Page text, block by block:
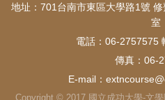
地址：701台南市東區大學路1號
室
電話：06-2757575
傳真：06-
E-mail：
Copyright © 2017 國立成功大學-文